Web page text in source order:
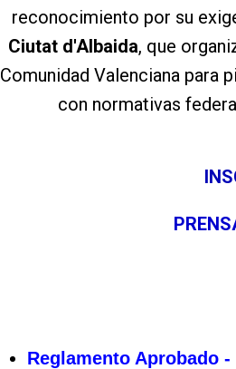
reconocimiento por su
Ciutat d'Albaida, que
Comunidad Valenciana para
con normativas
Reglamento Aprobado -